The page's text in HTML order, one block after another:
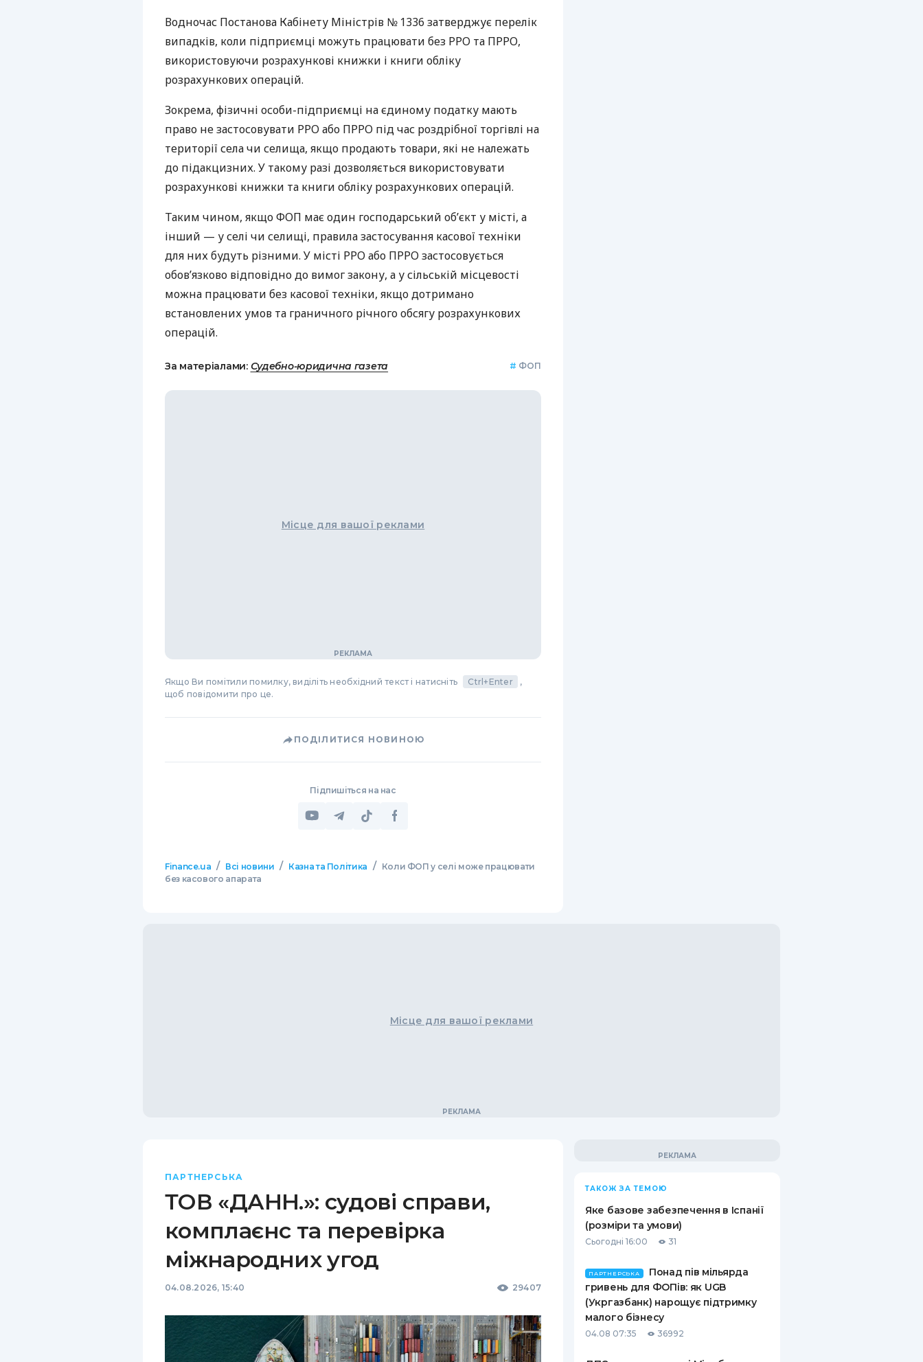
Водночас Постанова Кабінету Міністрів № 1336 затверджує перелік
випадків, коли підприємці можуть працювати без РРО та ПРРО,
використовуючи розрахункові книжки і книги обліку
розрахункових операцій.
Зокрема, фізичні особи-підприємці на єдиному податку мають
право не застосовувати РРО або ПРРО під час роздрібної торгівлі на
території села чи селища, якщо продають товари, які не належать
до підакцизних. У такому разі дозволяється використовувати
розрахункові книжки та книги обліку розрахункових операцій.
Таким чином, якщо ФОП має один господарський об’єкт у місті, а
інший — у селі чи селищі, правила застосування касової техніки
для них будуть різними. У місті РРО або ПРРО застосовується
обов’язково відповідно до вимог закону, а у сільській місцевості
можна працювати без касової техніки, якщо дотримано
встановлених умов та граничного річного обсягу розрахункових
операцій.
За матеріалами: Судебно-юридична газета # ФОП
Місце для вашої реклами
Якщо Ви помітили помилку, виділіть необхідний текст і натисніть Ctrl+Enter
,
щоб повідомити про це.
ПОДІЛИТИСЯ НОВИНОЮ
Підпишіться на нас
Finance.ua / Всі новини / Казна та Політика /
Коли ФОП у селі може працювати
без касового апарата
Місце для вашої реклами
ПАРТНЕРСЬКА
ТОВ «ДАНН.»: судові справи,
комплаєнс та перевірка
міжнародних угод
04.08.2026, 15:40 29407
ТАКОЖ ЗА ТЕМОЮ
Яке базове забезпечення в Іспанії
(розміри та умови)
Сьогодні 16:00 31
ПАРТНЕРСЬКА
Понад пів мільярда
гривень для ФОПів: як UGB
(Укргазбанк) нарощує підтримку
малого бізнесу
04.08 07:35 36992